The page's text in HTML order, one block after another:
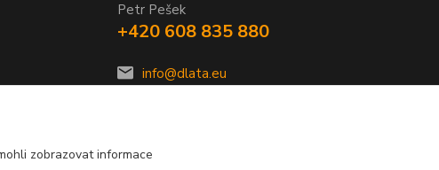
Petr Pešek
+420 608 835 880
info@dlata.eu
zobrazovat informace